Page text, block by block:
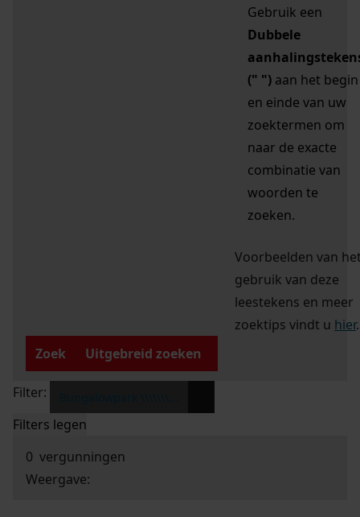
Gebruik een
Dubbele
(" ") aan het begin
en einde van uw
zoektermen om
naar de exacte
combinatie van
woorden te
zoeken.
Voorbeelden van
gebruik van deze
leestekens en meer
zoektips vindt u hier.
Zoek
Uitgebreid zoeken
Filter:
Filters legen
0 vergunningen
Weergave: